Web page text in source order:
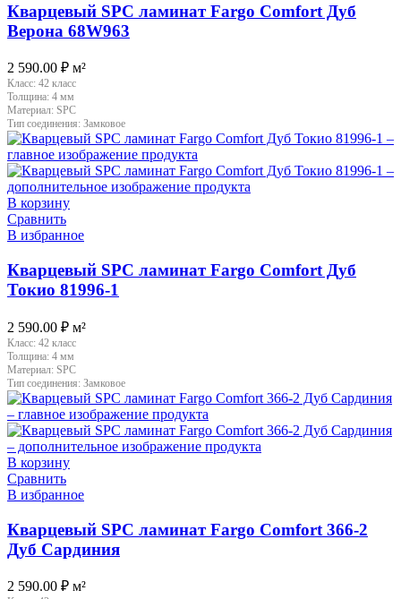
Кварцевый SPC ламинат Fargo Comfort Дуб
Верона 68W963
2 590.00 ₽ м²
Класс: 42 класс
Толщина: 4 мм
Материал: SPC
Тип соединения: Замковое
В корзину
Сравнить
В избранное
Кварцевый SPC ламинат Fargo Comfort Дуб
Токио 81996-1
2 590.00 ₽ м²
Класс: 42 класс
Толщина: 4 мм
Материал: SPC
Тип соединения: Замковое
В корзину
Сравнить
В избранное
Кварцевый SPC ламинат Fargo Comfort 366-2
Дуб Сардиния
2 590.00 ₽ м²